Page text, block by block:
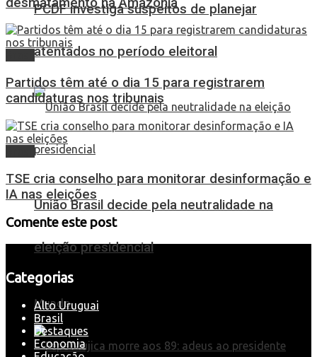
PCDF investiga suspeitos de planejar
atentados no período eleitoral
União Brasil decide pela neutralidade na
eleição presidencial
Mundo
Partidos têm até o dia 15 para registrarem
candidaturas nos tribunais
TSE cria conselho para monitorar desinformação e
IA nas eleições
Comente este post
Categorias
Alto Uruguai
Brasil
Destaques
Economia